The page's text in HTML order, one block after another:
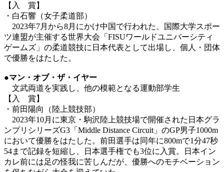
【入 賞】
・白石響（女子柔道部）
2023年7月から8月にかけ中国で行われた、
国際大学スポー
ツ連盟が主催する世界大会「 FISUワールドユニバーシティ
ゲームズ」の柔道競技に日本代表として出場し、個人・団体
で優勝をはたした。
●マン・オブ・ザ・イヤー
文武両道を実践し、他の模範となる運動部学生
【入 賞】
・前田陽向（陸上競技部）
2023年10月に東京・駒沢陸上競技場で開催された日本グラ
ンプリシリーズG3「Middle Distance Circuit」のGP男子1000m
において優勝をはたした。前田選手は同年に800mで1分47秒
54まで記録を短縮し、日本選手権でも3位に入賞。日本イン
カレ前には足の怪我に苦しんだが、優勝へのモチベーション